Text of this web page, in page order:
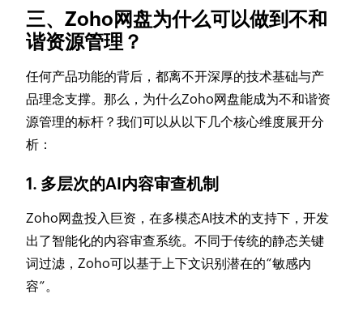
三、Zoho网盘为什么可以做到不和
谐资源管理？
任何产品功能的背后，都离不开深厚的技术基础与产
品理念支撑。那么，为什么Zoho网盘能成为不和谐资
源管理的标杆？我们可以从以下几个核心维度展开分
析：
1. 多层次的AI内容审查机制
Zoho网盘投入巨资，在多模态AI技术的支持下，开发
出了智能化的内容审查系统。不同于传统的静态关键
词过滤，Zoho可以基于上下文识别潜在的“敏感内
容”。